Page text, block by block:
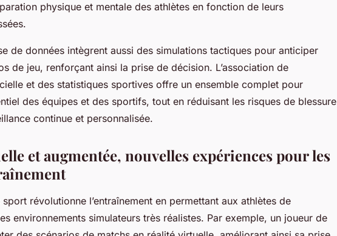
physique et mentale des athlètes en fonction de leurs
de données intègrent aussi des simulations tactiques pour anticiper
de jeu, renforçant ainsi la prise de décision. L’association de
et des statistiques sportives offre un ensemble complet pour
des équipes et des sportifs, tout en réduisant les risques de blessure
continue et personnalisée.
et augmentée, nouvelles expériences pour les
révolutionne l’entraînement en permettant aux athlètes de
environnements simulateurs très réalistes. Par exemple, un joueur de